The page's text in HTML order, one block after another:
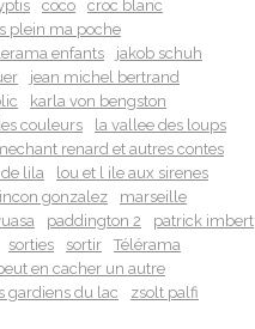
coco
croc blanc
plein ma poche
enfants
jakob schuh
jean michel bertrand
karla von bengston
couleurs
la vallee des loups
renard et autres contes
lila
lou et l ile aux sirenes
gonzalez
marseille
paddington 2
patrick imbert
sorties sortir
Télérama
en cacher un autre
gardiens du lac
zsolt palfi